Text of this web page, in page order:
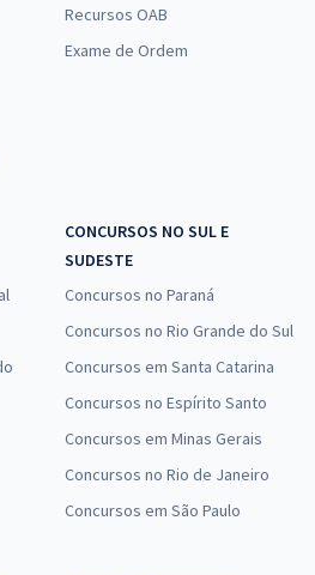
Recursos OAB
Exame de Ordem
CONCURSOS NO SUL E
SUDESTE
Concursos no Paraná
Concursos no Rio Grande do Sul
Concursos em Santa Catarina
Concursos no Espírito Santo
Concursos em Minas Gerais
Concursos no Rio de Janeiro
Concursos em São Paulo